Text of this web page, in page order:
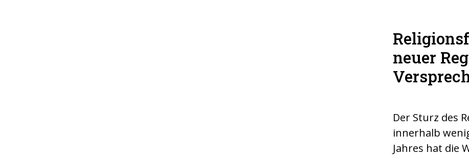
neuer
Der Sturz des
innerhalb
Jahres hat die